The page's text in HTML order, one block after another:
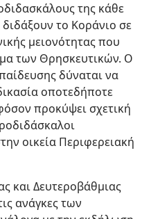
της κάθε
το Κοράνιο σε
μειονότητας που
των Θρησκευτικών. Ο
δύναται να
οποτεδήποτε
προκύψει σχετική
οικεία Περιφερειακή
και Δευτεροβάθμιας
ανάγκες των